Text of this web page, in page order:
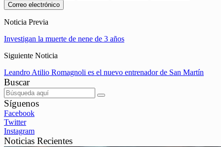
Correo electrónico
Noticia Previa
Investigan la muerte de nene de 3 años
Siguiente Noticia
Leandro Atilio Romagnoli es el nuevo entrenador de San Martín
Buscar
Síguenos
Facebook
Twitter
Instagram
Noticias Recientes